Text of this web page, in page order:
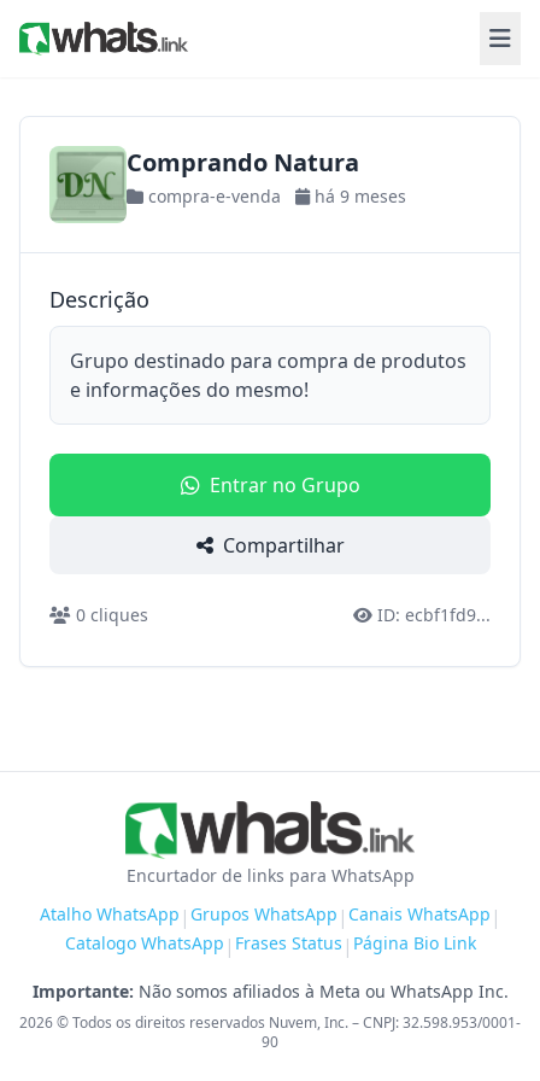
Comprando Natura
compra-e-venda há 9 meses
Descrição
Grupo destinado para compra de produtos
e informações do mesmo!
Entrar no Grupo
Compartilhar
0 cliques ID: ecbf1fd9...
Encurtador de links para WhatsApp
Atalho WhatsApp | Grupos WhatsApp | Canais WhatsApp |
Catalogo WhatsApp | Frases Status | Página Bio Link
Importante: Não somos afiliados à Meta ou WhatsApp Inc.
2026© Todos os direitos reservados Nuvem, Inc. – CNPJ: 32.598.953/0001-
90